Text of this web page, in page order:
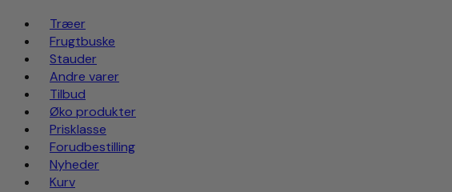
Træer
Frugtbuske
Stauder
Andre varer
Tilbud
Øko produkter
Prisklasse
Forudbestilling
Nyheder
Kurv